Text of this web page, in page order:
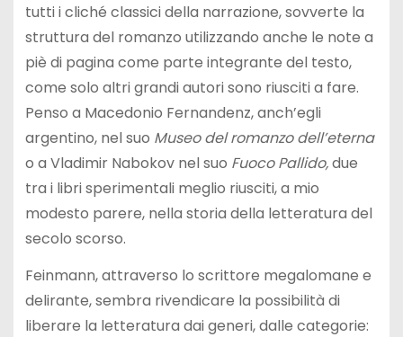
tutti i cliché classici della narrazione, sovverte la
struttura del romanzo utilizzando anche le note a
piè di pagina come parte integrante del testo,
come solo altri grandi autori sono riusciti a fare.
Penso a Macedonio Fernandenz, anch’egli
argentino, nel suo Museo del romanzo dell’eterna
o a Vladimir Nabokov nel suo Fuoco Pallido,due
tra i libri sperimentali meglio riusciti, a mio
modesto parere, nella storia della letteratura del
secolo scorso.
Feinmann, attraverso lo scrittore megalomane e
delirante, sembra rivendicare la possibilità di
liberare la letteratura dai generi, dalle categorie: